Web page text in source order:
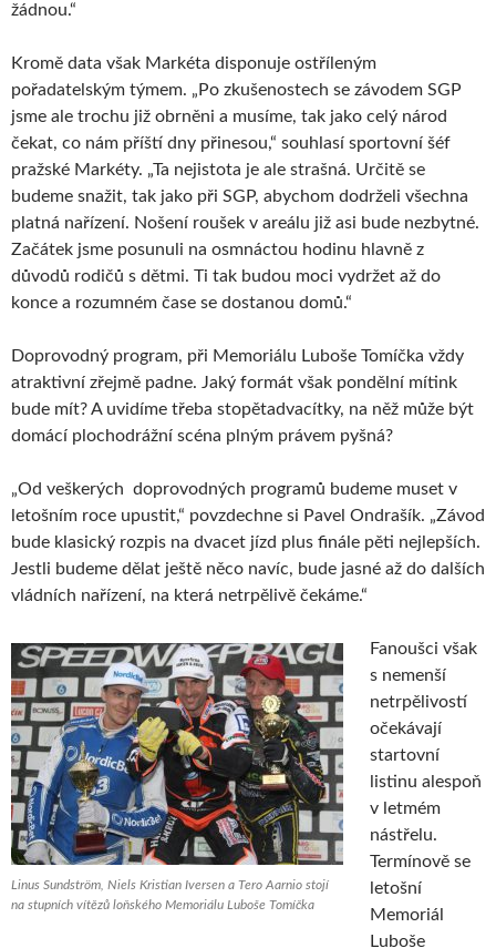
žádnou.“
Kromě data však Markéta disponuje ostříleným
pořadatelským týmem. „Po zkušenostech se závodem SGP
jsme ale trochu již obrněni a musíme, tak jako celý národ
čekat, co nám příští dny přinesou,“ souhlasí sportovní šéf
pražské Markéty. „Ta nejistota je ale strašná. Určitě se
budeme snažit, tak jako při SGP, abychom dodrželi všechna
platná nařízení. Nošení roušek v areálu již asi bude nezbytné.
Začátek jsme posunuli na osmnáctou hodinu hlavně z
důvodů rodičů s dětmi. Ti tak budou moci vydržet až do
konce a rozumném čase se dostanou domů.“
Doprovodný program, při Memoriálu Luboše Tomíčka vždy
atraktivní zřejmě padne. Jaký formát však pondělní mítink
bude mít? A uvidíme třeba stopětadvacítky, na něž může být
domácí plochodrážní scéna plným právem pyšná?
„Od veškerých doprovodných programů budeme muset v
letošním roce upustit,“ povzdechne si Pavel Ondrašík. „Závod
bude klasický rozpis na dvacet jízd plus finále pěti nejlepších.
Jestli budeme dělat ještě něco navíc, bude jasné až do dalších
vládních nařízení, na která netrpělivě čekáme.“
Linus Sundström, Niels Kristian Iversen a Tero Aarnio stojí
na stupních vítězů loňského Memoriálu Luboše Tomíčka
Fanoušci však
s nemenší
netrpělivostí
očekávají
startovní
listinu alespoň
v letmém
nástřelu.
Termínově se
letošní
Memoriál
Luboše